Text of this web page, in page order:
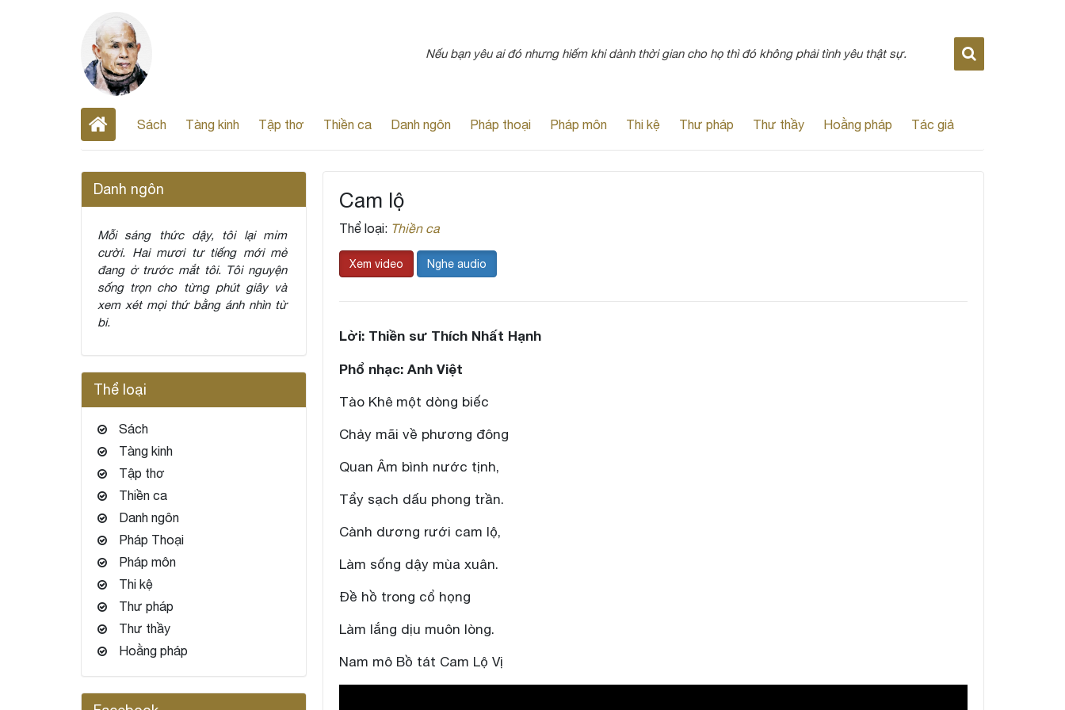
Nếu bạn yêu ai đó nhưng hiếm khi dành thời gian cho họ thì đó không phải tình yêu thật sự.
Sách Tàng kinh Tập thơ Thiền ca Danh ngôn Pháp thoại Pháp môn Thi kệ Thư pháp Thư thầy Hoằng pháp Tác giả
Cam lộ
Thể loại: Thiền ca
Xem video Nghe audio
Lời: Thiền sư Thích Nhất Hạnh
Phổ nhạc: Anh Việt
Tào Khê một dòng biếc
Chảy mãi về phương đông
Quan Âm bình nước tịnh,
Tẩy sạch dấu phong trần.
Cành dương rưới cam lộ,
Làm sống dậy mùa xuân.
Đề hồ trong cổ họng
Làm lắng dịu muôn lòng.
Nam mô Bồ tát Cam Lộ Vị
Danh ngôn
Mỗi sáng thức dậy, tôi lại mỉm
cười. Hai mươi tư tiếng mới mẻ
đang ở trước mắt tôi. Tôi nguyện
sống trọn cho từng phút giây và
xem xét mọi thứ bằng ánh nhìn từ
bi.
Thể loại
Sách
Tàng kinh
Tập thơ
Thiền ca
Danh ngôn
Pháp Thoại
Pháp môn
Thi kệ
Thư pháp
Thư thầy
Hoằng pháp